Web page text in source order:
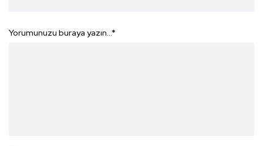
Yorumunuzu buraya yazın...*